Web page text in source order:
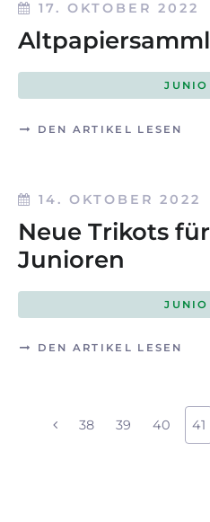
17. OKTOBER 2022
DEN ARTIKEL LESEN
14. OKTOBER 2022
Neue Trikots
Junioren
DEN ARTIKEL LESEN
38 39 40 41